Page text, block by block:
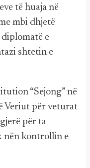
të huaja në
mbi dhjetë
e
shtetin e
“Sejong” në
Veriut për veturat
për ta
nën kontrollin e